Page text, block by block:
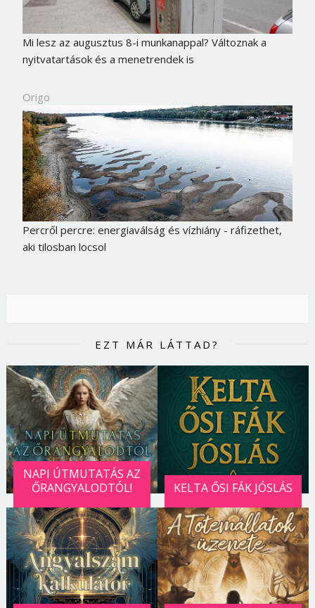
Mi lesz az augusztus 8-i munkanappal? Változnak a
nyitvatartások és a menetrendek is
Origo
Percről percre: energiaválság és vízhiány - ráfizethet,
aki tilosban locsol
EZT MÁR LÁTTAD?
NAPI ÚTMUTATÁS AZ
ŐRANGYALODTÓL!
KELTA ŐSI FÁK JÓSLÁS